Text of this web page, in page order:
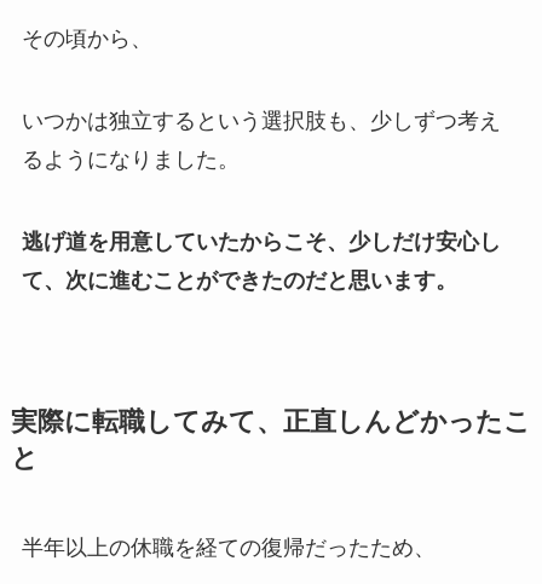
その頃から、
いつかは独立するという選択肢も、少しずつ考え
るようになりました。
逃げ道を用意していたからこそ、少しだけ安心し
て、次に進むことができたのだと思います。
実際に転職してみて、正直しんどかったこ
と
半年以上の休職を経ての復帰だったため、